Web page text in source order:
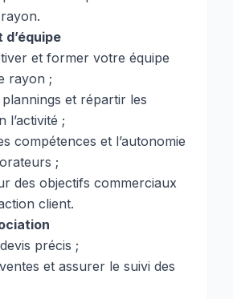
d’équipe
et former votre équipe
rayon ;
et répartir les
l’activité ;
compétences et l’autonomie
;
des objectifs commerciaux
client.
précis ;
et assurer le suivi des